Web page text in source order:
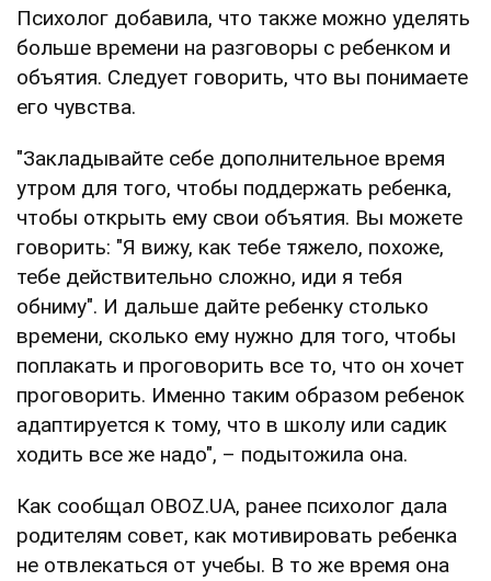
Психолог добавила, что также можно уделять
больше времени на разговоры с ребенком и
объятия. Следует говорить, что вы понимаете
его чувства.
"Закладывайте себе дополнительное время
утром для того, чтобы поддержать ребенка,
чтобы открыть ему свои объятия. Вы можете
говорить: "Я вижу, как тебе тяжело, похоже,
тебе действительно сложно, иди я тебя
обниму". И дальше дайте ребенку столько
времени, сколько ему нужно для того, чтобы
поплакать и проговорить все то, что он хочет
проговорить. Именно таким образом ребенок
адаптируется к тому, что в школу или садик
ходить все же надо", – подытожила она.
Как сообщал OBOZ.UA, ранее психолог дала
родителям совет, как мотивировать ребенка
не отвлекаться от учебы. В то же время она